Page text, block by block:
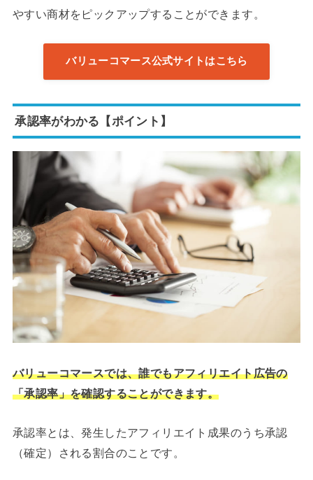
やすい商材をピックアップすることができます。
バリューコマース公式サイトはこちら
承認率がわかる【ポイント】
バリューコマースでは、誰でもアフィリエイト広告の
「承認率」を確認することができます。
承認率とは、発生したアフィリエイト成果のうち承認
（確定）される割合のことです。